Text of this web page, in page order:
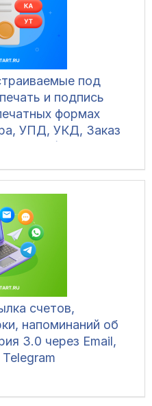
под
и подпись
формах
УПД, УКД, Заказ
15 и др.)
счетов,
напоминаний об
3.0 через Email,